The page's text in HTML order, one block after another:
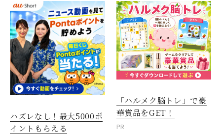
ハズレなし！最大5000ポ
イントもらえる
「ハルメク脳トレ」で豪
華賞品をGET！
PR